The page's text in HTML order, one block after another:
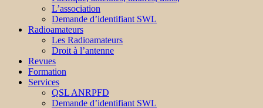
L’association
Demande d’identifiant SWL
Radioamateurs
Les Radioamateurs
Droit à l’antenne
Revues
Formation
Services
QSL ANRPFD
Demande d’identifiant SWL